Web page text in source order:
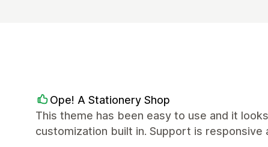
Ope! A Stationery Shop
This theme has been easy to use and it
customization built in. Support is responsive